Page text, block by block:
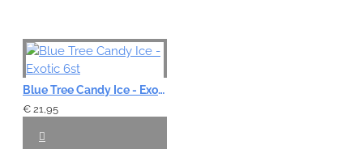
Blue Tree Candy Ice - Exotic 6st
€ 21,95